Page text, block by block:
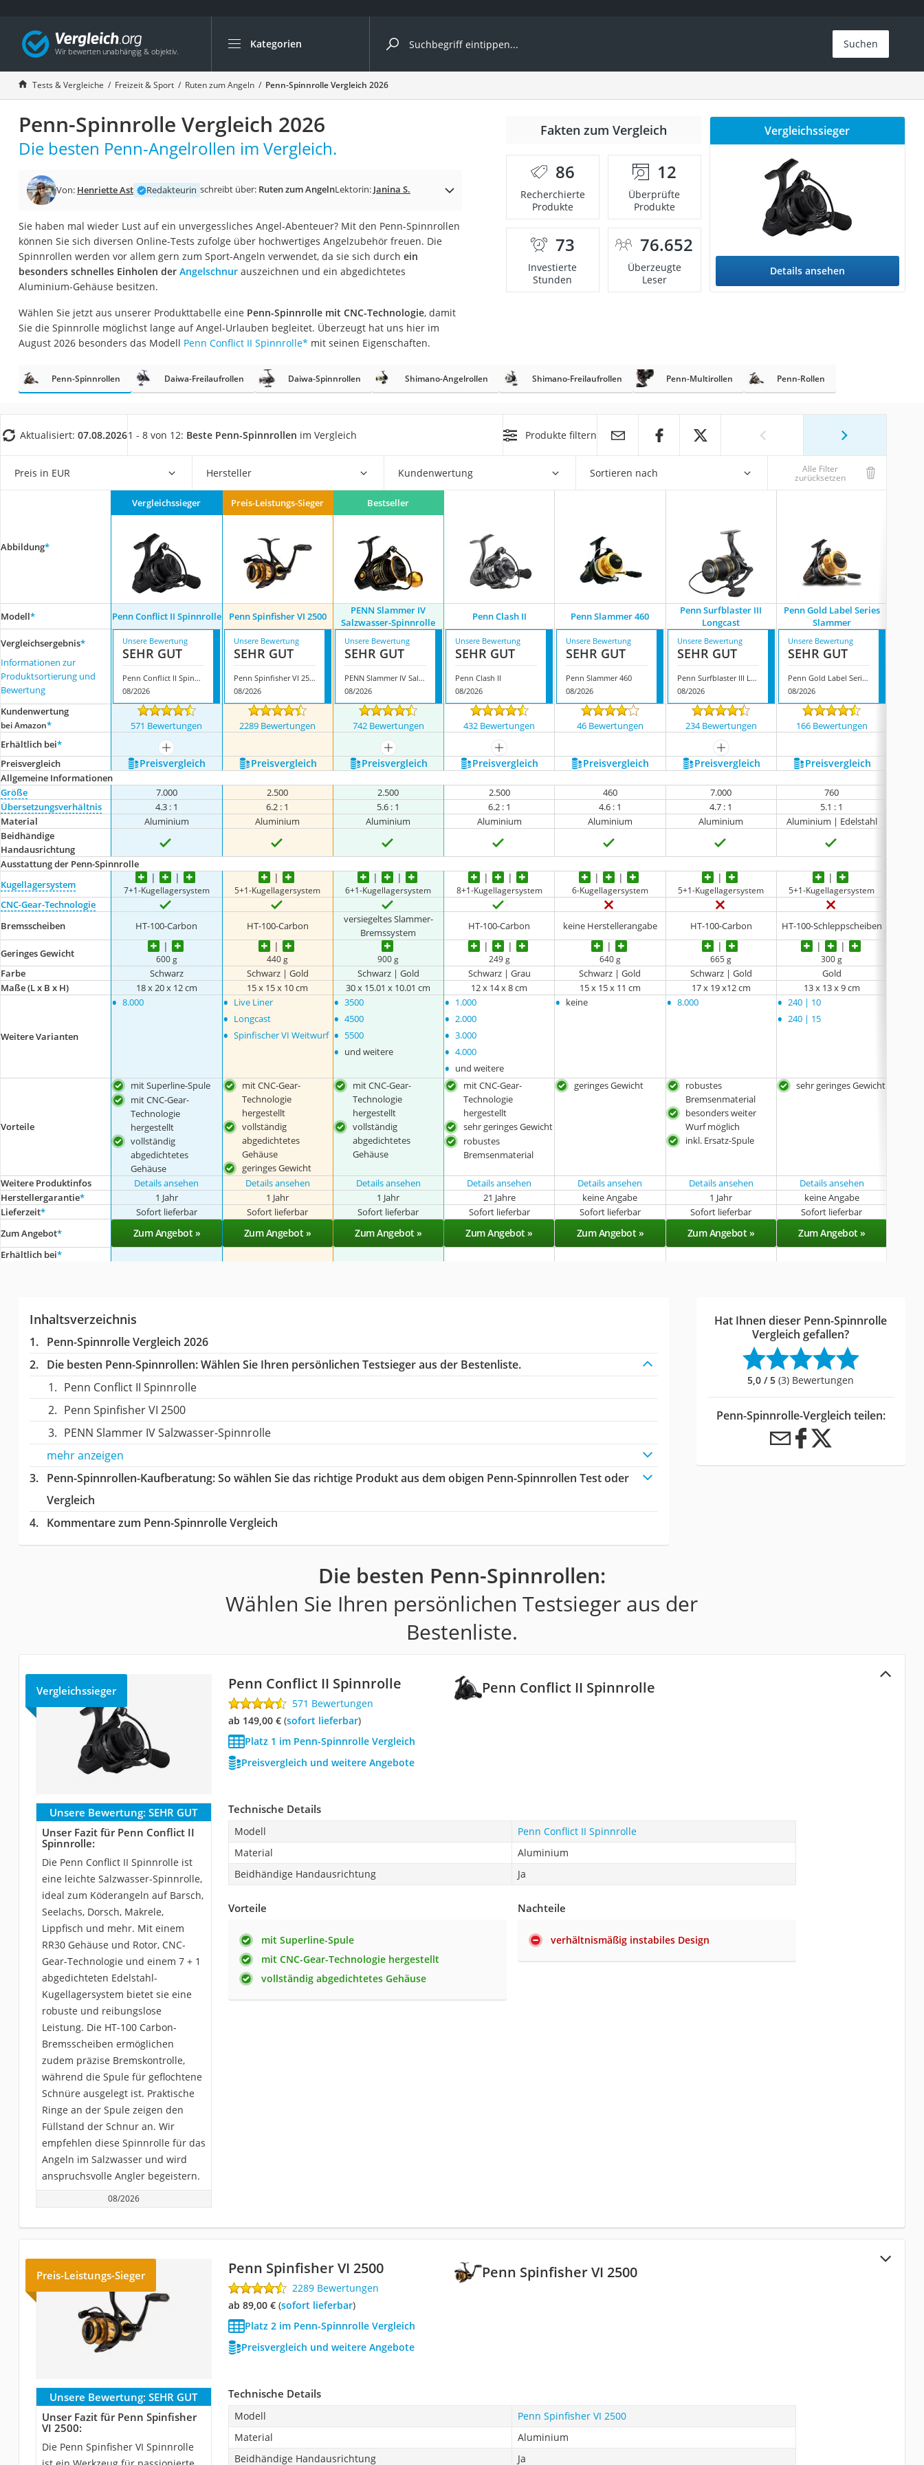
Kategorien
Die beliebtesten Vergleiche nach Kategorie
Freizeit & Sport
Gartentrampolin
Trampolin
Metalldetektor
Eufab-Fahrradträger
Trampolin 366 cm
Aluminium-Koffer
Futterboot
Air Bike
Trekkingschuhe Herren
Reisetasche mit Rollen
Koffer
Faltschloss
Vibrationsplatte
Wanderschuhe Herren
Sicherheitsweste Reiten
Suchen
Tests & Vergleiche Freizeit & Sport Ruten zum Angeln Penn-Spinnrolle Vergleich 2026
Penn-Spinnrolle Vergleich 2026
Die besten Penn-Angelrollen im Vergleich.
Von: Henriette Ast Redakteurin schreibt über: Ruten zum AngelnLektorin: Janina S.
Sie haben mal wieder Lust auf ein unvergessliches Angel-Abenteuer? Mit den Penn-Spinnrollen
können Sie sich diversen Online-Tests zufolge über hochwertiges Angelzubehör freuen. Die
Spinnrollen werden vor allem gern zum Sport-Angeln verwendet, da sie sich durch ein
besonders schnelles Einholen der Angelschnurauszeichnen und ein abgedichtetes
Aluminium-Gehäuse besitzen.
Wählen Sie jetzt aus unserer Produkttabelle eine Penn-Spinnrolle mit CNC-Technologie, damit
Sie die Spinnrolle möglichst lange auf Angel-Urlauben begleitet. Überzeugt hat uns hier im
August 2026 besonders das Modell Penn Conflict II Spinnrolle* mit seinen Eigenschaften.
Fakten zum Vergleich
86
Recherchierte
Produkte
12
Überprüfte
Produkte
73
Investierte
Stunden
76.652
Überzeugte
Leser
Vergleichssieger
Details ansehen
Penn-Spinnrollen Daiwa-Freilaufrollen Daiwa-Spinnrollen Shimano-Angelrollen Shimano-Freilaufrollen Penn-Multirollen Penn-Rollen
Aktualisiert: 07.08.20261 - 8 von 12: Beste Penn-Spinnrollen im Vergleich Produkte filtern
Preis in EUR Hersteller Kundenwertung Sortieren nach Alle Filter
zurücksetzen
Abbildung*
Vergleichssieger Preis-Leistungs-Sieger Bestseller
Modell* Penn Conflict II Spinnrolle Penn Spinfisher VI 2500
PENN Slammer IV
Salzwasser-Spinnrolle
Penn Clash II Penn Slammer 460
Penn Surfblaster III
Longcast
Penn Gold Label Series
Slammer
Vergleichsergebnis*
Informationen zur
Produktsortierung und
Bewertung
Unsere Bewertung
SEHR GUT
Penn Conflict II Spinnrolle
08/2026
Unsere Bewertung
SEHR GUT
Penn Spinfisher VI 2500
08/2026
Unsere Bewertung
SEHR GUT
PENN Slammer IV Salzwasser-Spinnrolle
08/2026
Unsere Bewertung
SEHR GUT
Penn Clash II
08/2026
Unsere Bewertung
SEHR GUT
Penn Slammer 460
08/2026
Unsere Bewertung
SEHR GUT
Penn Surfblaster III Longcast
08/2026
Unsere Bewertung
SEHR GUT
Penn Gold Label Series Slammer
08/2026
Kundenwertung
bei Amazon* 571 Bewertungen 2289 Bewertungen 742 Bewertungen 432 Bewertungen 46 Bewertungen 234 Bewertungen 166 Bewertungen
Erhältlich bei*
mehr anzeigen mehr anzeigen mehr anzeigen
mehr anzeigen
Preis­vergleich
Preis­vergleich Preis­vergleich Preis­vergleich Preis­vergleich Preis­vergleich Preis­vergleich Preis­vergleich
Allgemeine Informationen
Größe
7.000 2.500 2.500 2.500 460 7.000
760
Übersetzungsverhältnis
4.3 : 1 6.2 : 1 5.6 : 1 6.2 : 1 4.6 : 1 4.7 : 1
5.1 : 1
Material
Aluminium Aluminium Aluminium Aluminium Aluminium Aluminium Aluminium | Edelstahl
Beidhändige
Handausrichtung
Ausstattung der Penn-Spinnrolle
Kugellagersystem
7+1-Kugellagersystem 5+1-Kugellagersystem 6+1-Kugellagersystem 8+1-Kugellagersystem 6-Kugellagersystem 5+1-Kugellagersystem 5+1-Kugellagersystem
CNC-Gear-Technologie
Bremsscheiben
HT-100-Carbon HT-100-Carbon
versiegeltes Slammer-
Bremssystem
HT-100-Carbon keine Herstellerangabe HT-100-Carbon HT-100-Schleppscheiben
Geringes Gewicht 600 g 440 g 900 g 249 g 640 g 665 g 300 g
Farbe Schwarz Schwarz | Gold Schwarz | Gold Schwarz | Grau Schwarz | Gold Schwarz | Gold Gold
Maße (L x B x H)
‎18 x 20 x 12 cm 15 x 15 x 10 cm 30 x 15.01 x 10.01 cm 12 x 14 x 8 cm 15 x 15 x 11 cm 17 x 19 x12 cm ‎13 x 13 x 9 cm
Weitere Varianten
• ‎8.000 • Live Liner
• Longcast
• Spinfischer VI Weitwurf
• 3500
• 4500
• 5500
• und weitere
• 1.000
• 2.000
• 3.000
• 4.000
• und weitere
• keine • 8.000 • 240 | 10
• 240 | 15
Vorteile
mit Superline-Spule
mit CNC-Gear-
Technologie
hergestellt
vollständig
abgedichtetes
Gehäuse
mit CNC-Gear-
Technologie
hergestellt
vollständig
abgedichtetes
Gehäuse
geringes Gewicht
mit CNC-Gear-
Technologie
hergestellt
vollständig
abgedichtetes
Gehäuse
mit CNC-Gear-
Technologie
hergestellt
sehr geringes Gewicht
robustes
Bremsenmaterial
geringes Gewicht
robustes
Bremsenmaterial
besonders weiter
Wurf möglich
inkl. Ersatz-Spule
sehr geringes Gewicht
Weitere Produktinfos Details ansehen Details ansehen Details ansehen Details ansehen Details ansehen Details ansehen
Details ansehen
Herstellergarantie* 1 Jahr 1 Jahr 1 Jahr 21 Jahre keine Angabe 1 Jahr keine Angabe
Lieferzeit* Sofort lieferbar Sofort lieferbar Sofort lieferbar Sofort lieferbar Sofort lieferbar Sofort lieferbar Sofort lieferbar
Zum Angebot* Zum Angebot » Zum Angebot » Zum Angebot » Zum Angebot » Zum Angebot » Zum Angebot » Zum Angebot »
Erhältlich bei*
Inhaltsverzeichnis
Penn-Spinnrolle Vergleich 2026
Die besten Penn-Spinnrollen:Wählen Sie Ihren persönlichen Testsieger aus der Bestenliste.
Penn Conflict II Spinnrolle
Penn Spinfisher VI 2500
PENN Slammer IV Salzwasser-Spinnrolle
mehr anzeigen
Penn-Spinnrollen-Kaufberatung: So wählen Sie das richtige Produkt aus dem obigen Penn-Spinnrollen Test oder
Vergleich
Kommentare zum Penn-Spinnrolle Vergleich
Hat Ihnen dieser Penn-Spinnrolle
Vergleich gefallen?
5,0 / 5 (3) Bewertungen
Penn-Spinnrolle-Vergleich teilen:
Die besten Penn-Spinnrollen:
Wählen Sie Ihren persönlichen Testsieger aus der
Bestenliste.
Penn Conflict II Spinnrolle
Vergleichssieger Penn Conflict II Spinnrolle
571 Bewertungen
ab 149,00 €( Sofort lieferbar)
Platz 1 im Penn-Spinnrolle Vergleich
Preisvergleich und weitere Angebote
Unsere Bewertung: SEHR GUT
Unser Fazit für Penn Conflict II
Spinnrolle:
Die Penn Conflict II Spinnrolle ist
eine leichte Salzwasser-Spinnrolle,
ideal zum Köderangeln auf Barsch,
Seelachs, Dorsch, Makrele,
Lippfisch und mehr. Mit einem
RR30 Gehäuse und Rotor, CNC-
Gear-Technologie und einem 7 + 1
abgedichteten Edelstahl-
Kugellagersystem bietet sie eine
robuste und reibungslose
Leistung. Die HT-100 Carbon-
Bremsscheiben ermöglichen
zudem präzise Bremskontrolle,
während die Spule für geflochtene
Schnüre ausgelegt ist. Praktische
Ringe an der Spule zeigen den
Füllstand der Schnur an. Wir
empfehlen diese Spinnrolle für das
Angeln im Salzwasser und wird
anspruchsvolle Angler begeistern.
08/2026
Technische Details
Modell
Penn Conflict II Spinnrolle
Material
Aluminium
Beidhändige Handausrichtung
Ja
Vorteile
mit Superline-Spule
mit CNC-Gear-Technologie hergestellt
vollständig abgedichtetes Gehäuse
Nachteile
verhältnismäßig instabiles Design
Penn Spinfisher VI 2500
Preis-Leistungs-Sieger Penn Spinfisher VI 2500
2289 Bewertungen
ab 89,00 €( Sofort lieferbar)
Platz 2 im Penn-Spinnrolle Vergleich
Preisvergleich und weitere Angebote
Unsere Bewertung: SEHR GUT
Unser Fazit für Penn Spinfisher
VI 2500:
Die Penn Spinfisher VI Spinnrolle
Technische Details
Modell
Penn Spinfisher VI 2500
Material
Aluminium
Beidhändige Handausrichtung
Ja